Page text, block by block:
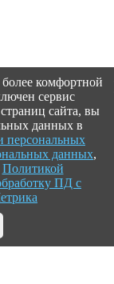
комфортной
сервис
сайта, вы
данных в
персональных
данных,
Политикой
ПД с